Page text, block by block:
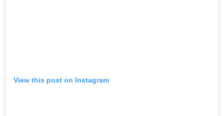
View this post on Instagram